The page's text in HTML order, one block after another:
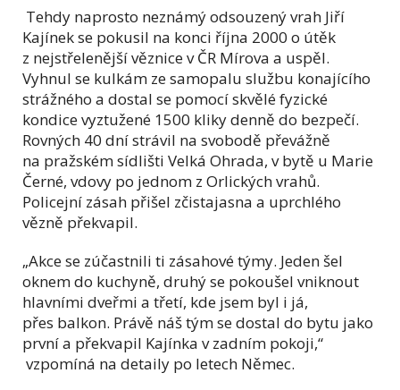
Tehdy naprosto neznámý odsouzený vrah Jiří
Kajínek se pokusil na konci října 2000 o útěk
z nejstřelenější věznice v ČR Mírova a uspěl.
Vyhnul se kulkám ze samopalu službu konajícího
strážného a dostal se pomocí skvělé fyzické
kondice vyztužené 1500 kliky denně do bezpečí.
Rovných 40 dní strávil na svobodě převážně
na pražském sídlišti Velká Ohrada, v bytě u Marie
Černé, vdovy po jednom z Orlických vrahů.
Policejní zásah přišel zčistajasna a uprchlého
vězně překvapil.
„Akce se zúčastnili ti zásahové týmy. Jeden šel
oknem do kuchyně, druhý se pokoušel vniknout
hlavními dveřmi a třetí, kde jsem byl i já,
přes balkon. Právě náš tým se dostal do bytu jako
první a překvapil Kajínka v zadním pokoji,“
vzpomíná na detaily po letech Němec.